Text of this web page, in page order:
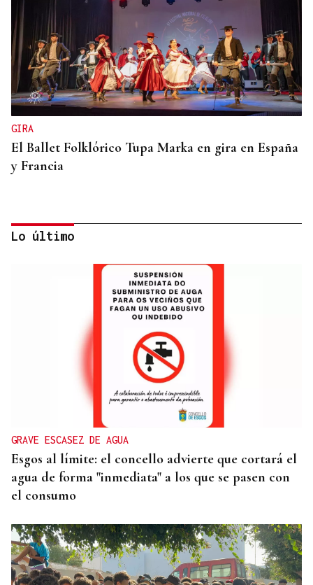
GIRA
El Ballet Folklórico Tupa Marka en gira en España
y Francia
Naturales de Galicia celebra el dia de la Patria
gallega venerando al Apóstol Santiago
Lo último
GRAVE ESCASEZ DE AGUA
Esgos al límite: el concello advierte que cortará el
agua de forma "inmediata" a los que se pasen con
el consumo